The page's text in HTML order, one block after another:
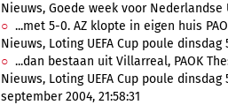
Nieuws, Goede week voor Nederlandse
...met 5-0. AZ klopte in eigen huis
Nieuws, Loting UEFA Cup poule
...dan bestaan uit Villarreal, PAOK
Nieuws, Loting UEFA Cup poule
september 2004, 21:58:31